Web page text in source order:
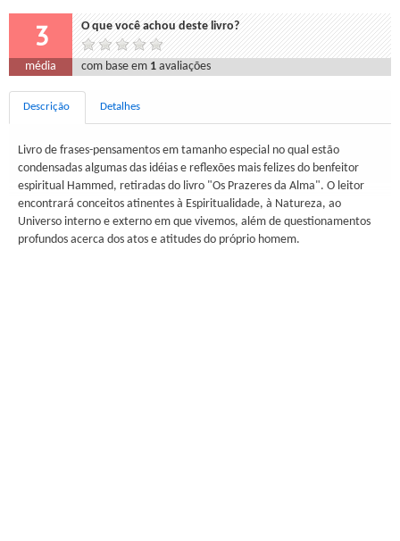
3 O que você achou deste livro?
média com base em 1 avaliações
Descrição Detalhes
Livro de frases-pensamentos em tamanho especial no qual estão
condensadas algumas das idéias e reflexões mais felizes do benfeitor
espiritual Hammed, retiradas do livro "Os Prazeres da Alma". O leitor
encontrará conceitos atinentes à Espiritualidade, à Natureza, ao
Universo interno e externo em que vivemos, além de questionamentos
profundos acerca dos atos e atitudes do próprio homem.